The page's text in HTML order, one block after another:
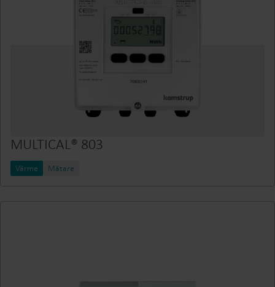
MULTICAL® 803
Värme Mätare